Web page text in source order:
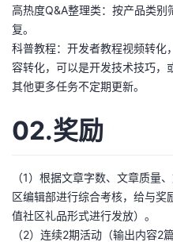
高热度Q&A整理类：按产品类
复。
科普教程：开发者教程视频转化
容转化，可以是开发技术技巧，
其他更多任务不定期更新。
02.奖励
（1）根据文章字数、文章质量
区编辑部进行综合考核，给与
值社区礼品形式进行发放）。
（2）连续2期活动（输出内容2